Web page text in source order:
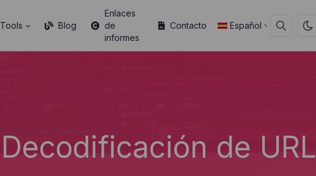
Tools Blog
Enlaces
de
informes
Contacto Español
Decodificación de URL